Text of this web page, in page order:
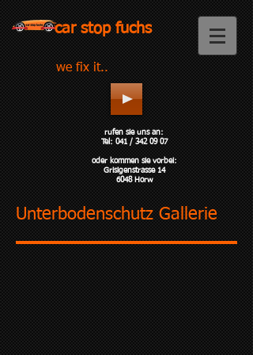
car stop fuchs
we fix it..
rufen sie uns an:
Tel: 041 / 342 09 07
oder kommen sie vorbei:
Grisigenstrasse 14
6048 Horw
Unterbodenschutz Gallerie